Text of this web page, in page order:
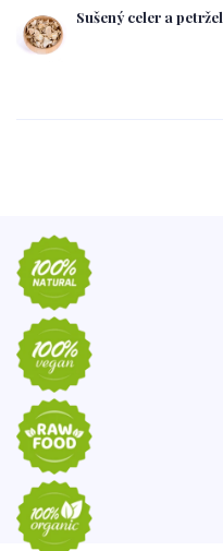
Sušený celer a petržel